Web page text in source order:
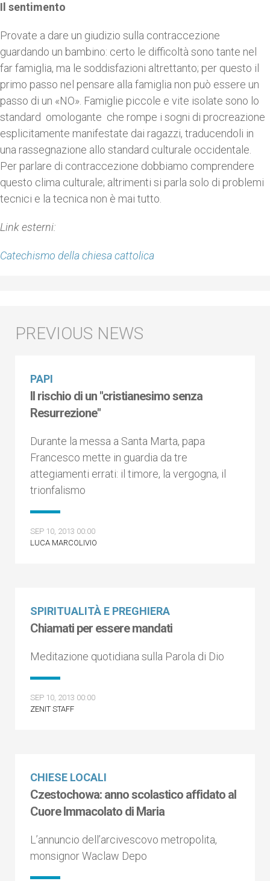
Il sentimento
Provate a dare un giudizio sulla contraccezione
guardando un bambino: certo le difficoltà sono tante nel
far famiglia, ma le soddisfazioni altrettanto; per questo il
primo passo nel pensare alla famiglia non può essere un
passo di un «NO». Famiglie piccole e vite isolate sono lo
standard omologante che rompe i sogni di procreazione
esplicitamente manifestate dai ragazzi, traducendoli in
una rassegnazione allo standard culturale occidentale.
Per parlare di contraccezione dobbiamo comprendere
questo clima culturale; altrimenti si parla solo di problemi
tecnici e la tecnica non è mai tutto.
Link esterni:
Catechismo della chiesa cattolica
PAPI
Il rischio di un "cristianesimo senza
Resurrezione"
Durante la messa a Santa Marta, papa
Francesco mette in guardia da tre
attegiamenti errati: il timore, la vergogna, il
trionfalismo
SEP 10, 2013 00:00
LUCA MARCOLIVIO
SPIRITUALITÀ E PREGHIERA
Chiamati per essere mandati
Meditazione quotidiana sulla Parola di Dio
SEP 10, 2013 00:00
ZENIT STAFF
CHIESE LOCALI
Czestochowa: anno scolastico affidato al
Cuore Immacolato di Maria
L’annuncio dell’arcivescovo metropolita,
monsignor Waclaw Depo